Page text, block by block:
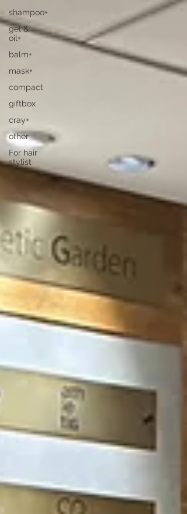
shampoo+
gel &
oil+
balm+
mask+
compact
giftbox
cray+
other
For hair
stylist